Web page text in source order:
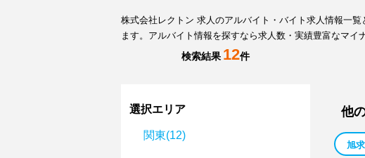
株式会社レクトン 求人のアルバイト・バイト求人情報一
ます。アルバイト情報を探すなら求人数・実績豊富なマイ
検索結果 12件
選択エリア
関東(12)
他
旭